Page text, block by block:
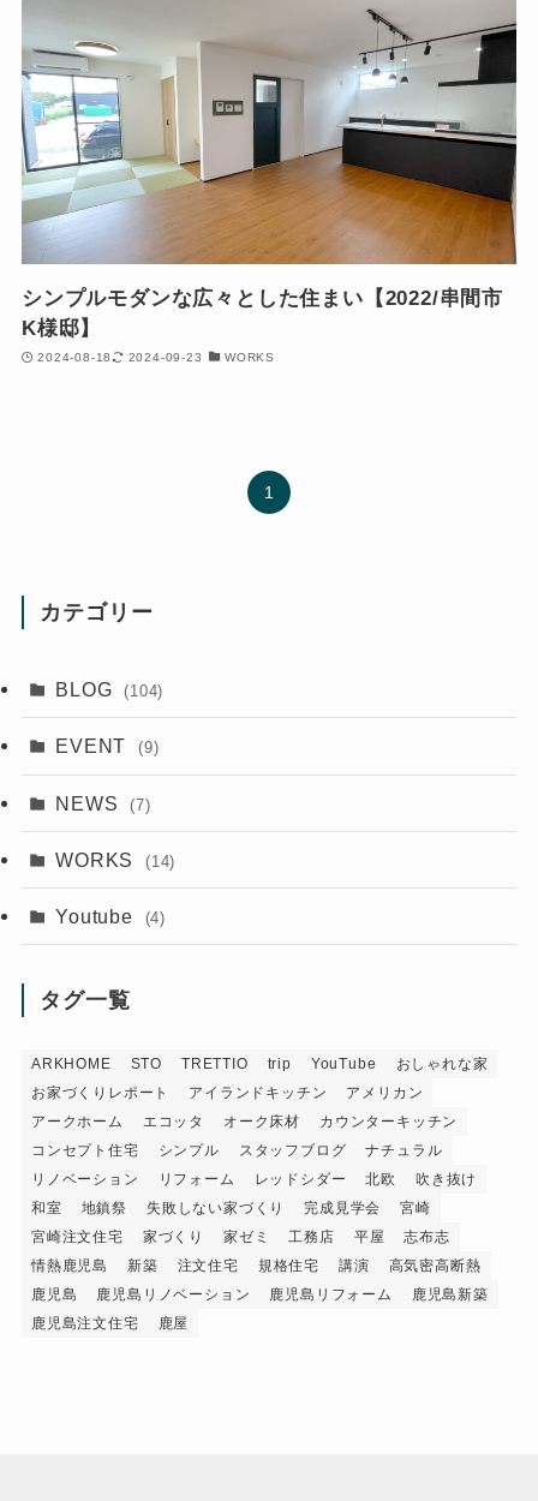
シンプルモダンな広々とした住まい【2022/串間市
K様邸】
2024-08-18 2024-09-23 WORKS
1
カテゴリー
BLOG (104)
EVENT (9)
NEWS (7)
WORKS (14)
Youtube (4)
タグ一覧
ARKHOME STO TRETTIO trip YouTube
おしゃれな家
お家づくりレポート
アイランドキッチン
アメリカン
アークホーム
エコッタ オーク床材
カウンターキッチン
コンセプト住宅
シンプル スタッフブログ
ナチュラル
リノベーション
リフォーム レッドシダー 北欧
吹き抜け
和室
地鎮祭 失敗しない家づくり 完成見学会
宮崎
宮崎注文住宅
家づくり 家ゼミ 工務店 平屋
志布志
情熱鹿児島
新築 注文住宅 規格住宅 講演
高気密高断熱
鹿児島
鹿児島リノベーション 鹿児島リフォーム
鹿児島新築
鹿児島注文住宅
鹿屋